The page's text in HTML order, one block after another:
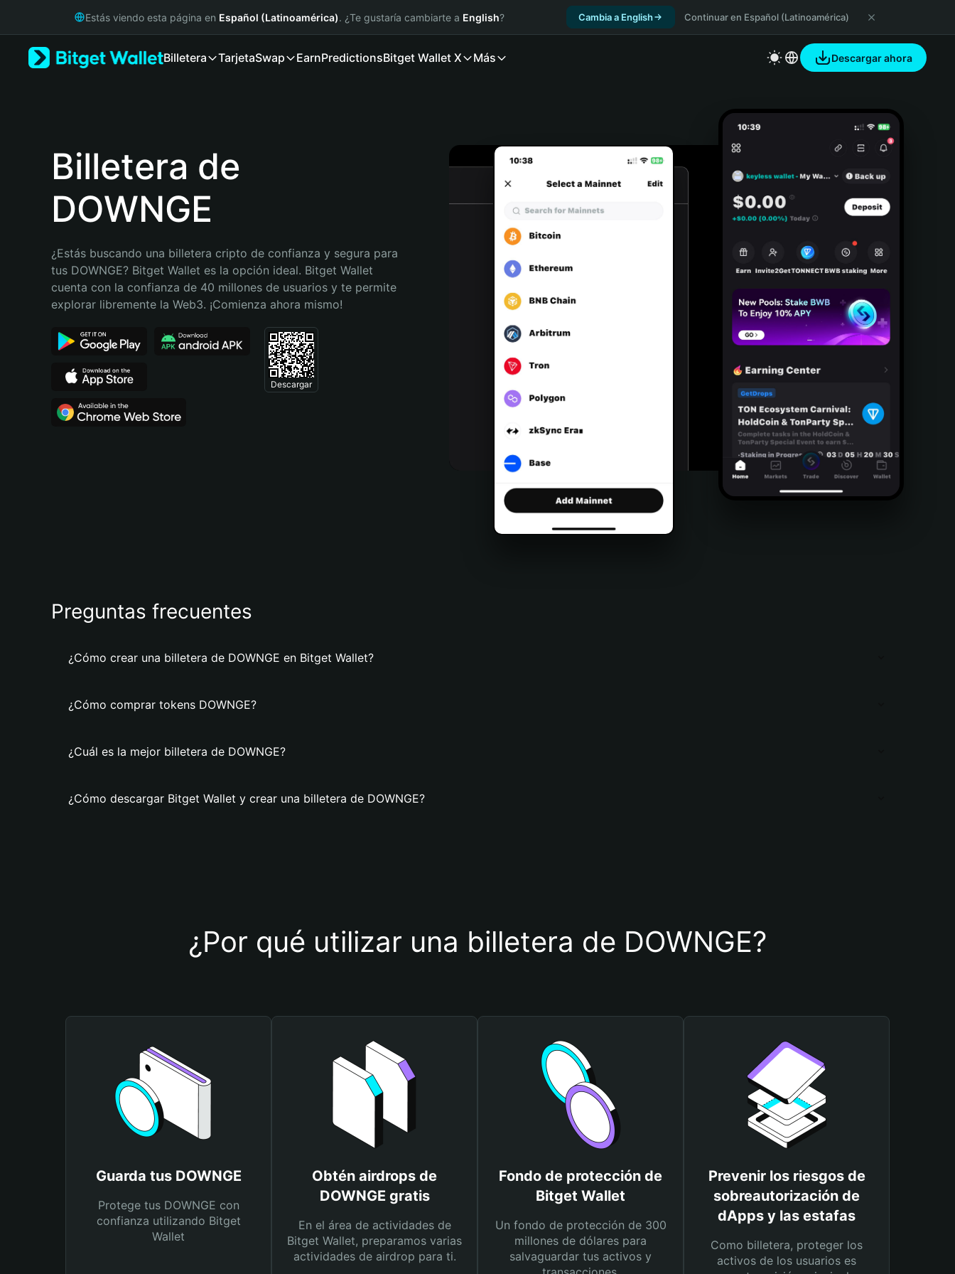
Русский
Português (Portugal)
Bahasa Indonesia
Português (Brasil)
Español (Argentina)
Estás viendo esta página en Español (Latinoamérica). ¿Te gustaría cambiarte a English? Cambia a English Continuar en Español (Latinoamérica)
Billetera TarjetaSwap EarnPredictionsBitget Wallet X Más Descargar ahora
Billetera de
DOWNGE
¿Estás buscando una billetera cripto de confianza y segura para
tus DOWNGE? Bitget Wallet es la opción ideal. Bitget Wallet
cuenta con la confianza de 40 millones de usuarios y te permite
explorar libremente la Web3. ¡Comienza ahora mismo!
Descargar
Preguntas frecuentes
¿Cómo crear una billetera de DOWNGE en Bitget Wallet?
¿Cómo comprar tokens DOWNGE?
¿Cuál es la mejor billetera de DOWNGE?
¿Cómo descargar Bitget Wallet y crear una billetera de DOWNGE?
¿Por qué utilizar una billetera de DOWNGE?
Guarda tus DOWNGE
Protege tus DOWNGE con
confianza utilizando Bitget
Wallet
Obtén airdrops de
DOWNGE gratis
En el área de actividades de
Bitget Wallet, preparamos varias
actividades de airdrop para ti.
Fondo de protección de
Bitget Wallet
Un fondo de protección de 300
millones de dólares para
salvaguardar tus activos y
Prevenir los riesgos de
sobreautorización de
dApps y las estafas
Como billetera, proteger los
activos de los usuarios es